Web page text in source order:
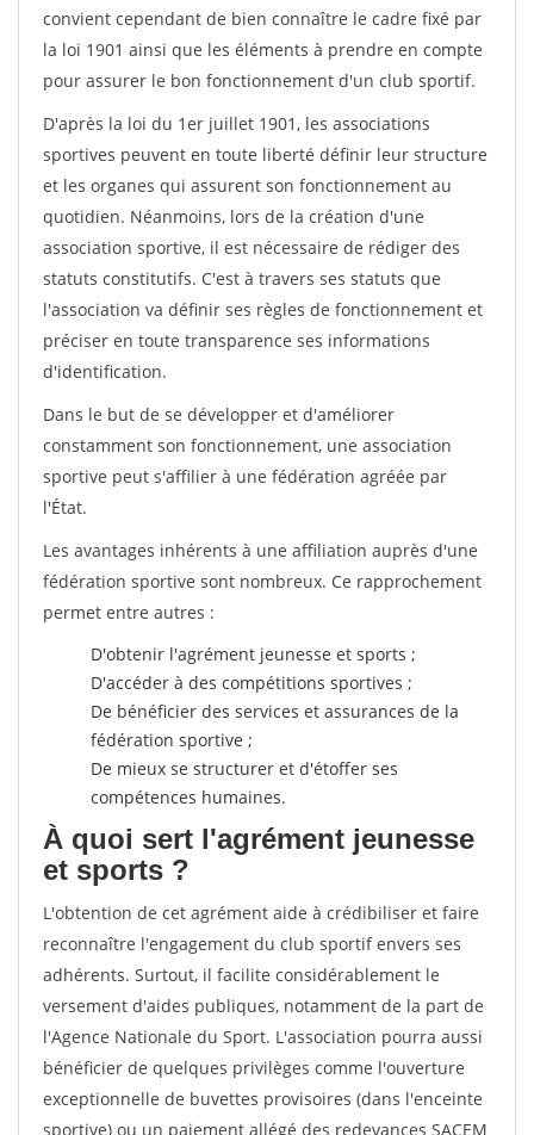
convient cependant de bien connaître le cadre fixé par
la loi 1901 ainsi que les éléments à prendre en compte
pour assurer le bon fonctionnement d'un club sportif.
D'après la loi du 1er juillet 1901, les associations
sportives peuvent en toute liberté définir leur structure
et les organes qui assurent son fonctionnement au
quotidien. Néanmoins, lors de la création d'une
association sportive, il est nécessaire de rédiger des
statuts constitutifs. C'est à travers ses statuts que
l'association va définir ses règles de fonctionnement et
préciser en toute transparence ses informations
d'identification.
Dans le but de se développer et d'améliorer
constamment son fonctionnement, une association
sportive peut s'affilier à une fédération agréée par
l'État.
Les avantages inhérents à une affiliation auprès d'une
fédération sportive sont nombreux. Ce rapprochement
permet entre autres :
D'obtenir l'agrément jeunesse et sports ;
D'accéder à des compétitions sportives ;
De bénéficier des services et assurances de la
fédération sportive ;
De mieux se structurer et d'étoffer ses
compétences humaines.
À quoi sert l'agrément jeunesse
et sports ?
L'obtention de cet agrément aide à crédibiliser et faire
reconnaître l'engagement du club sportif envers ses
adhérents. Surtout, il facilite considérablement le
versement d'aides publiques, notamment de la part de
l'Agence Nationale du Sport. L'association pourra aussi
bénéficier de quelques privilèges comme l'ouverture
exceptionnelle de buvettes provisoires (dans l'enceinte
sportive) ou un paiement allégé des redevances SACEM